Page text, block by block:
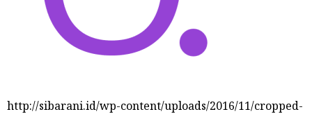
http://sibarani.id/wp-content/uploads/2016/11/cropped-